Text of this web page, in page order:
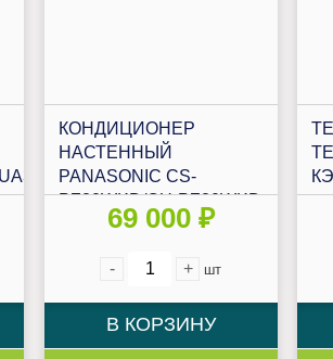
КОНДИЦИОНЕР
НАСТЕННЫЙ
PANASONIC CS-
PZ20WKD/CU-PZ20WKD
69 000 ₽
- + шт
В КОРЗИНУ